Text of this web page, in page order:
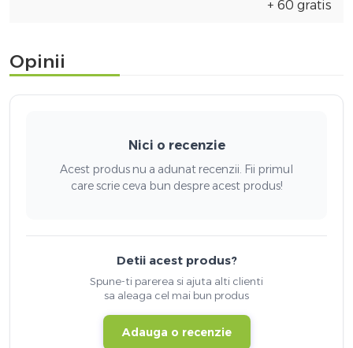
+ 60 gratis
Opinii
Nici o recenzie
Acest produs nu a adunat recenzii. Fii primul
care scrie ceva bun despre acest produs!
Detii acest produs?
Spune-ti parerea si ajuta alti clienti
sa aleaga cel mai bun produs
Adauga o recenzie